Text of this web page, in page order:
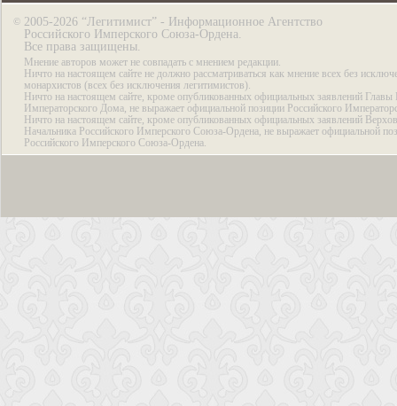
© 2005-2026 “Легитимист” - Информационное Агентство
Российского Имперского Союза-Ордена.
Все права защищены.
Мнение авторов может не совпадать с мнением редакции.
Ничто на настоящем сайте не должно рассматриваться как мнение всех без
монархистов (всех без исключения легитимистов).
Ничто на настоящем сайте, кроме опубликованных официальных заявлений Главы
Императорского Дома, не выражает официальной позиции Российского
Ничто на настоящем сайте, кроме опубликованных официальных заявлений
Начальника Российского Имперского Союза-Ордена, не выражает официальной
Российского Имперского Союза-Ордена.